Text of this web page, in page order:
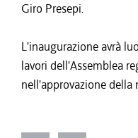
Giro Presepi.
L'inaugurazione avrà
lavori dell'Assemblea
nell'approvazione